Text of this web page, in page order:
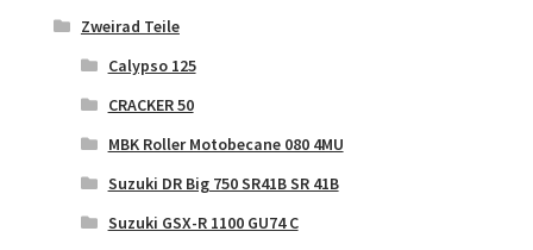
Zweirad Teile
Calypso 125
CRACKER 50
MBK Roller Motobecane 080 4MU
Suzuki DR Big 750 SR41B SR 41B
Suzuki GSX-R 1100 GU74 C